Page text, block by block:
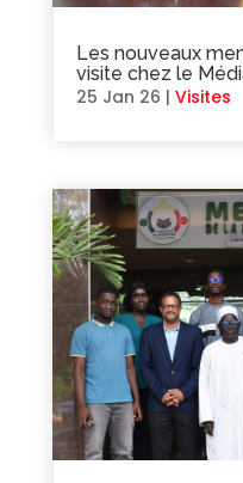
Les nouveaux
visite chez le
25 Jan 26 | Visites